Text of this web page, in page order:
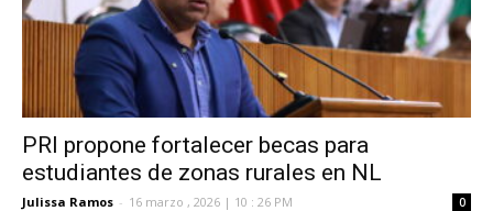
PRI propone fortalecer becas para
estudiantes de zonas rurales en NL
Julissa Ramos - 16 marzo , 2026 | 10 : 26 PM 0